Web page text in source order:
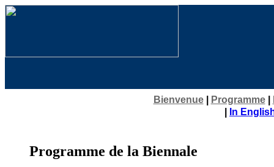
Bienvenue| Programme|
In
Programme de la Biennale